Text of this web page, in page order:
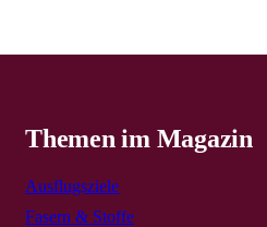
Themen im Magazin
Ausflugsziele
Fasern & Stoffe